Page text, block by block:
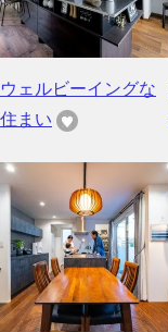
ウェルビーイングな
住まい